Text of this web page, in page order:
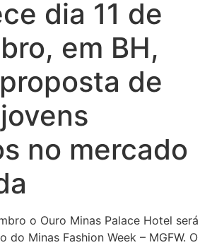
dia 11 de
em BH,
de
no mercado
o Ouro Minas Palace Hotel será
do Minas Fashion Week – MGFW. O